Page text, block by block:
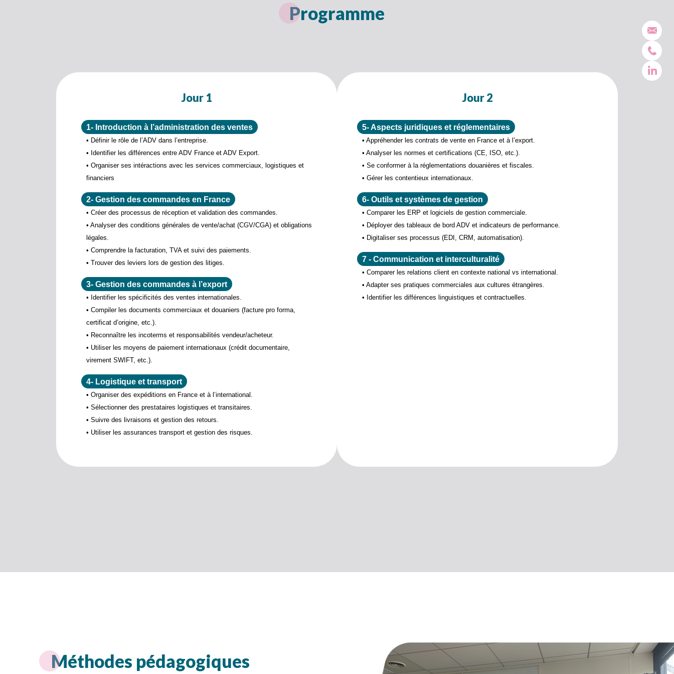
Programme
Jour 1
1- Introduction à l’administration des ventes
• Définir le rôle de l’ADV dans l’entreprise.
• Identifier les différences entre ADV France et ADV Export.
• Organiser ses intéractions avec les services commerciaux, logistiques et
financiers
2- Gestion des commandes en France
• Créer des processus de réception et validation des commandes.
• Analyser des conditions générales de vente/achat (CGV/CGA) et obligations
légales.
• Comprendre la facturation, TVA et suivi des paiements.
• Trouver des leviers lors de gestion des litiges.
3- Gestion des commandes à l’export
• Identifier les spécificités des ventes internationales.
• Compiler les documents commerciaux et douaniers (facture pro forma,
certificat d’origine, etc.).
• Reconnaître les incoterms et responsabilités vendeur/acheteur.
• Utiliser les moyens de paiement internationaux (crédit documentaire,
virement SWIFT, etc.).
4- Logistique et transport
• Organiser des expéditions en France et à l’international.
• Sélectionner des prestataires logistiques et transitaires.
• Suivre des livraisons et gestion des retours.
• Utiliser les assurances transport et gestion des risques.
Jour 2
5- Aspects juridiques et réglementaires
• Appréhender les contrats de vente en France et à l’export.
• Analyser les normes et certifications (CE, ISO, etc.).
• Se conformer à la réglementations douanières et fiscales.
• Gérer les contentieux internationaux.
6- Outils et systèmes de gestion
• Comparer les ERP et logiciels de gestion commerciale.
• Déployer des tableaux de bord ADV et indicateurs de performance.
• Digitaliser ses processus (EDI, CRM, automatisation).
7 - Communication et interculturalité
• Comparer les relations client en contexte national vs international.
• Adapter ses pratiques commerciales aux cultures étrangères.
• Identifier les différences linguistiques et contractuelles.
Méthodes pédagogiques